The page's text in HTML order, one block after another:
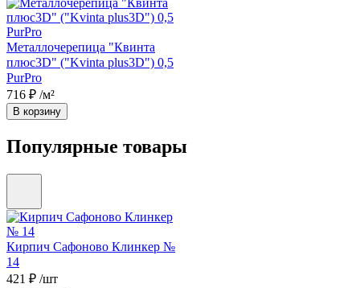
Металлочерепица "Квинта
плюс3D" ("Kvinta plus3D") 0,5
PurPro
716 ₽ /м²
В корзину
Популярные товары
Кирпич Сафоново Клинкер №
14
421 ₽ /шт